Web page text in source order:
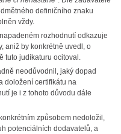
definičního znaku
vždy.
rozhodnutí odkazuje
aniž by konkrétně uvedl, o
tuto judikaturu ocitoval.
neodůvodnil, jaký dopad
doložení certifikátu na
je i z tohoto důvodu dále
způsobem nedoložil,
potenciálních dodavatelů, a